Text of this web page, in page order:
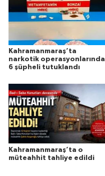
Kahramanmaraş’ta
narkotik operasyonlarında
6 şüpheli tutuklandı
Kahramanmaraş’ta o
müteahhit tahliye edildi